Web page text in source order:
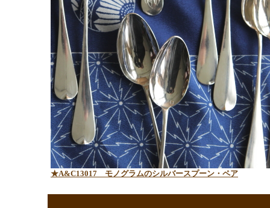
★A&C13017 モノグラムのシルバースプーン・ペア